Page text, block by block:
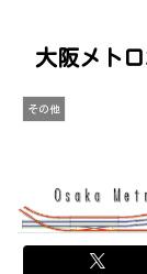
大阪メト
その他